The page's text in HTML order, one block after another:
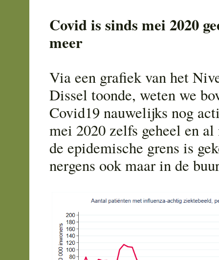
Covid is sinds mei 2020
meer
Via een grafiek van het
Dissel toonde, weten we
Covid19 nauwelijks nog
mei 2020 zelfs geheel en
de epidemische grens is
nergens ook maar in de